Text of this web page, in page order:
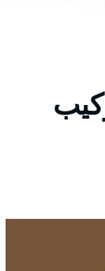
/ 66428585 / تركيب